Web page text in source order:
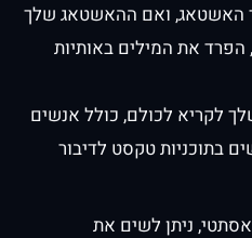
האשטאג, ואם ההאשטאג שלך
את המילים באותיות
לקריא לכולם, כולל אנשים
בתוכניות טקסט לדיבור
ניתן לשים את